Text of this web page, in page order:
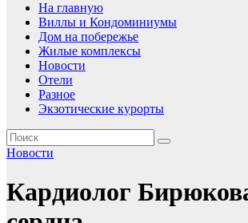
На главную
Виллы и Кондоминиумы
Дом на побережье
Жилые комплексы
Новости
Отели
Разное
Экзотические курорты
Новости
Кардиолог